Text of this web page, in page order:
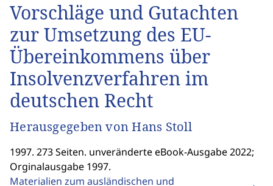
Vorschläge und Gutachten
zur Umsetzung des EU-
Übereinkommens über
Insolvenzverfahren im
deutschen Recht
Herausgegeben von Hans Stoll
1997. 273 Seiten. unveränderte eBook-Ausgabe 2022;
Orginalausgabe 1997.
Materialien zum ausländischen und